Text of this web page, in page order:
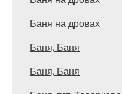
Баня на дровах
Баня, Баня
Баня, Баня